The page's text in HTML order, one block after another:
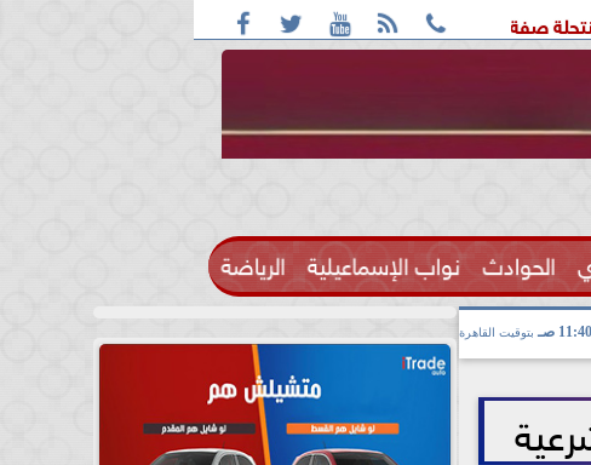
    
واقعة التحرش مزعومة بسبب خلافات على الأجرة
الحوادث نواب الإسماعيلية الرياضة
11:40 صـ بتوقيت القاهرة